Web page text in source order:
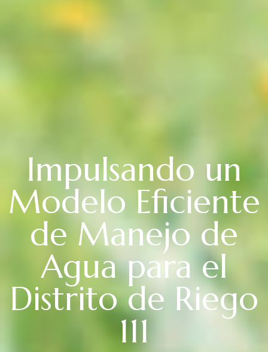
Impulsando un
Modelo Eficiente
de Manejo de
Agua para el
Distrito de Riego
111